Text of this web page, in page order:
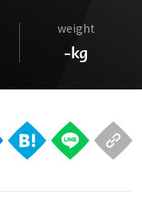
Android
weight
-kg